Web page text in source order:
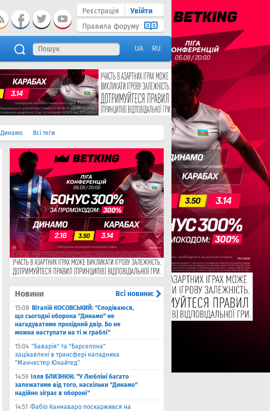
Реєстрація
Увійти
Правила форуму
UA RU
Динамо Всі теги
Новини Всі новини:
15:08 Віталій КОСОВСЬКИЙ: "Сподіваюся,
що сьогодні оборона "Динамо" не
нагадуватиме прохідний двір. Бо не
можна наступати на ті ж граблі"
15:04 "Баварія" та "Барселона"
зацікавлені в трансфері нападника
"Манчестер Юнайтед"
14:59
Ілля БЛИЗНЮК: "У Любліні багато
залежатиме від того, наскільки "Динамо"
надійно зіграє в обороні"
14:51 Фабіо Каннаваро поскаржився на